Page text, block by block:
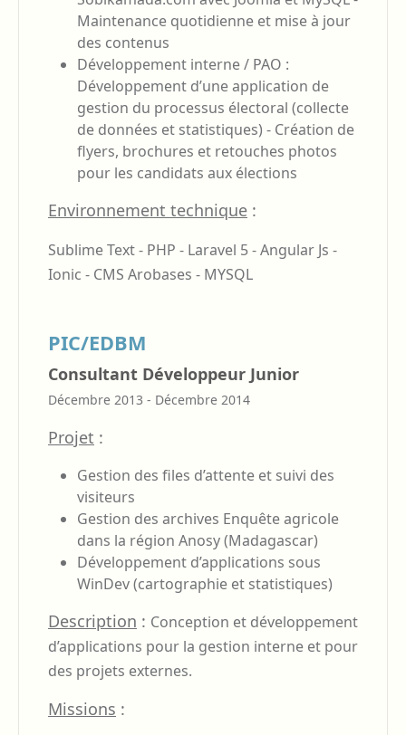
Maintenance quotidienne et mise à jour
des contenus
Développement interne / PAO :
Développement d’une application de
gestion du processus électoral (collecte
de données et statistiques) - Création de
flyers, brochures et retouches photos
pour les candidats aux élections
Environnement technique :
Sublime Text - PHP - Laravel 5 - Angular Js -
Ionic - CMS Arobases - MYSQL
PIC/EDBM
Consultant Développeur Junior
Décembre 2013 - Décembre 2014
Projet :
Gestion des files d’attente et suivi des
visiteurs
Gestion des archives Enquête agricole
dans la région Anosy (Madagascar)
Développement d’applications sous
WinDev (cartographie et statistiques)
Description : Conception et développement
d’applications pour la gestion interne et pour
des projets externes.
Missions :